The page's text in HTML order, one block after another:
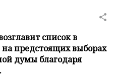
список в
на предстоящих выборах
думы благодаря